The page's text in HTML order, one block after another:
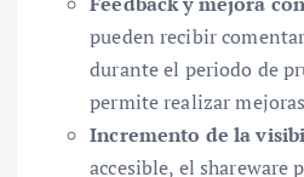
pueden recibir
durante el periodo de
permite realizar
Incremento de la
accesible, el shareware